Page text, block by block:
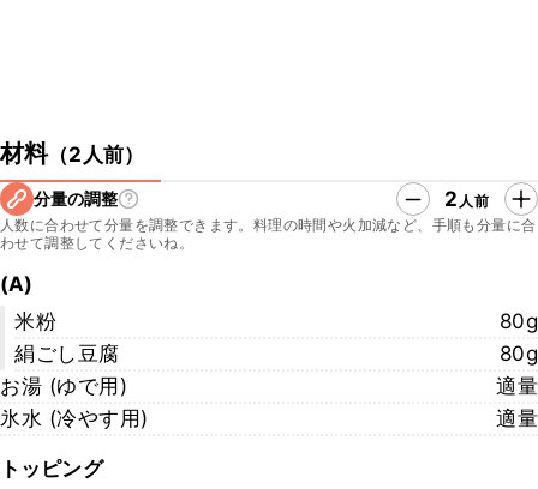
材料（2人前）
分量の調整 2 人前
人数に合わせて分量を調整できます。料理の時間や火加減など、手順も分量に合
わせて調整してくださいね。
(A)
米粉
80g
絹ごし豆腐
80g
お湯 (ゆで用)
適量
氷水 (冷やす用)
適量
トッピング